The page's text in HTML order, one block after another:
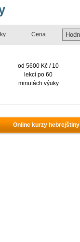
Cena
od 5600 Kč / 10
lekcí po 60
minutách výuky
Online kurzy hebrejštiny